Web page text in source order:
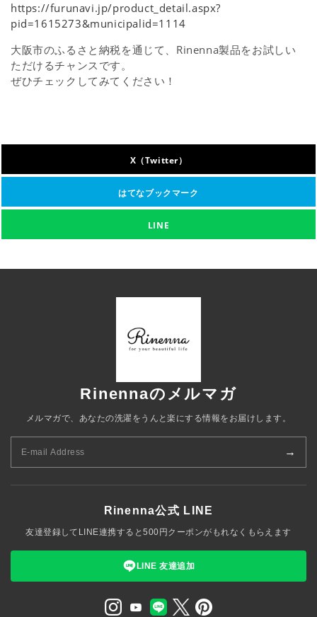
https://furunavi.jp/product_detail.aspx?
pid=1615273&municipalid=1114
大阪市のふるさと納税を通じて、Rinenna製品をお試しい
ただけるチャンスです。
ぜひチェックしてみてください！
X（Twitter）
はてなブックマーク
LINE
Rinennaのメルマガ
メルマガで、あなたの洗濯をうんと楽にする情報をお届けします。
→
Rinenna公式 LINE
友達登録してLINE連携すると500円クーポンがもれなくもらえます
LINE 友達追加